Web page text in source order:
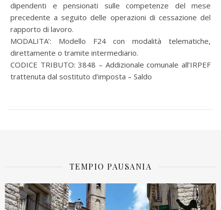
dipendenti e pensionati sulle competenze del mese
precedente a seguito delle operazioni di cessazione del
rapporto di lavoro.
MODALITA’: Modello F24 con modalità telematiche,
direttamente o tramite intermediario.
CODICE TRIBUTO: 3848 – Addizionale comunale all’IRPEF
trattenuta dal sostituto d’imposta – Saldo
TEMPIO PAUSANIA